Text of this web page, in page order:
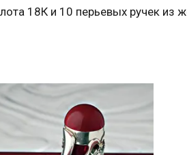
18К и 10 перьевых ручек из